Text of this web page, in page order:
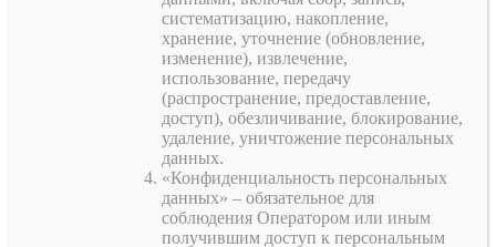
систематизацию, накопление,
хранение, уточнение (обновление,
изменение), извлечение,
использование, передачу
(распространение, предоставление,
доступ), обезличивание, блокирование,
удаление, уничтожение персональных
данных.
«Конфиденциальность персональных
данных» – обязательное для
соблюдения Оператором или иным
получившим доступ к персональным